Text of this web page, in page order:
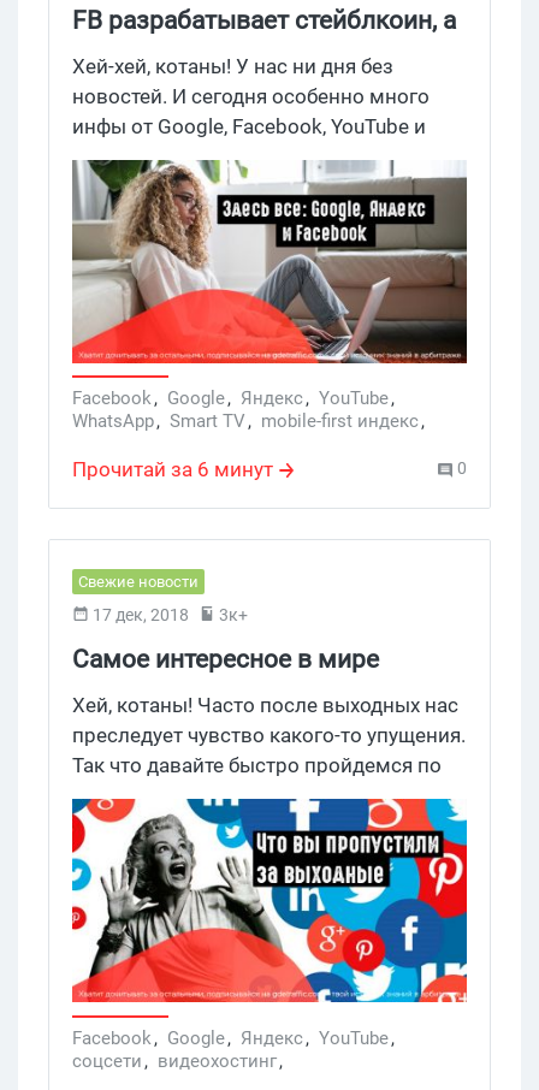
FB разрабатывает стейблкоин, а
Яндекс готовит новогоднее шоу
и спонсорские пакеты для
реклов
Хей-хей, котаны! У нас ни дня без
новостей. И сегодня особенно много
инфы от Google, Facebook, YouTube и
Яндекс. Рекомендуем вам взять
чашечку чая или кофе, запастись
печеньками и расположиться
поудобней. А мы начинаем.
Facebook, Google, Яндекс, YouTube,
WhatsApp, Smart TV, mobile-first индекс,
YouTube-каналы ,Connected TV
Прочитай за 6 минут 0
Свежие новости
17 дек, 2018 3к+
Самое интересное в мире
соцсетей за выходные
Хей, котаны! Часто после выходных нас
преследует чувство какого-то упущения.
Так что давайте быстро пройдемся по
таким соцсетям, как Яндекс, Facebook,
YouTube и Google+ и узнаем, что там
интересного произошло.
Facebook, Google, Яндекс, YouTube,
соцсети, видеохостинг,